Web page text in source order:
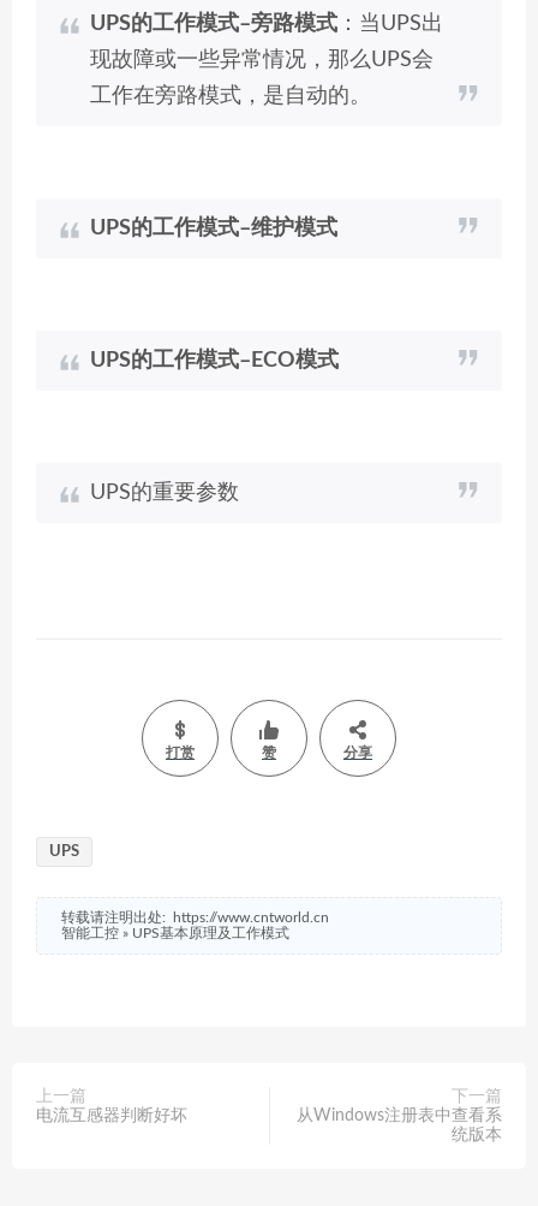
UPS的工作模式–旁路模式 ：当UPS出
现故障或一些异常情况，那么UPS会
工作在旁路模式，是自动的。
UPS的工作模式–维护模式
UPS的工作模式–ECO模式
UPS的重要参数
打赏 赞 分享
UPS
转载请注明出处:
https://www.cntworld.cn
智能工控 » UPS基本原理及工作模式
上一篇
电流互感器判断好坏
下一篇
从Windows注册表中查看系
统版本